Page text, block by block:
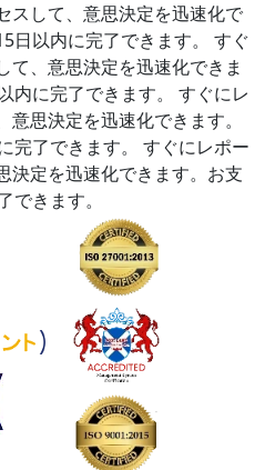
スして、意思決定を迅速化で
日以内に完了できます。
すぐ
て、意思決定を迅速化できま
に完了できます。
すぐにレ
思決定を迅速化できます。
完了できます。
すぐにレポー
決定を迅速化できます。お支
きます。